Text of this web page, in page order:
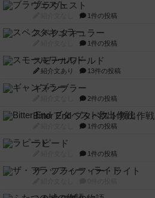
ブラヴェスト
1件の投稿
スペクタキュラー
1件の投稿
スモールワールド
紹介文あり 13件の投稿
ギャンブラー
2件の投稿
Bitter End ブタペスト救出作戦
1件の投稿
ラピード
1件の投稿
ザ・フラッフィー・ライト